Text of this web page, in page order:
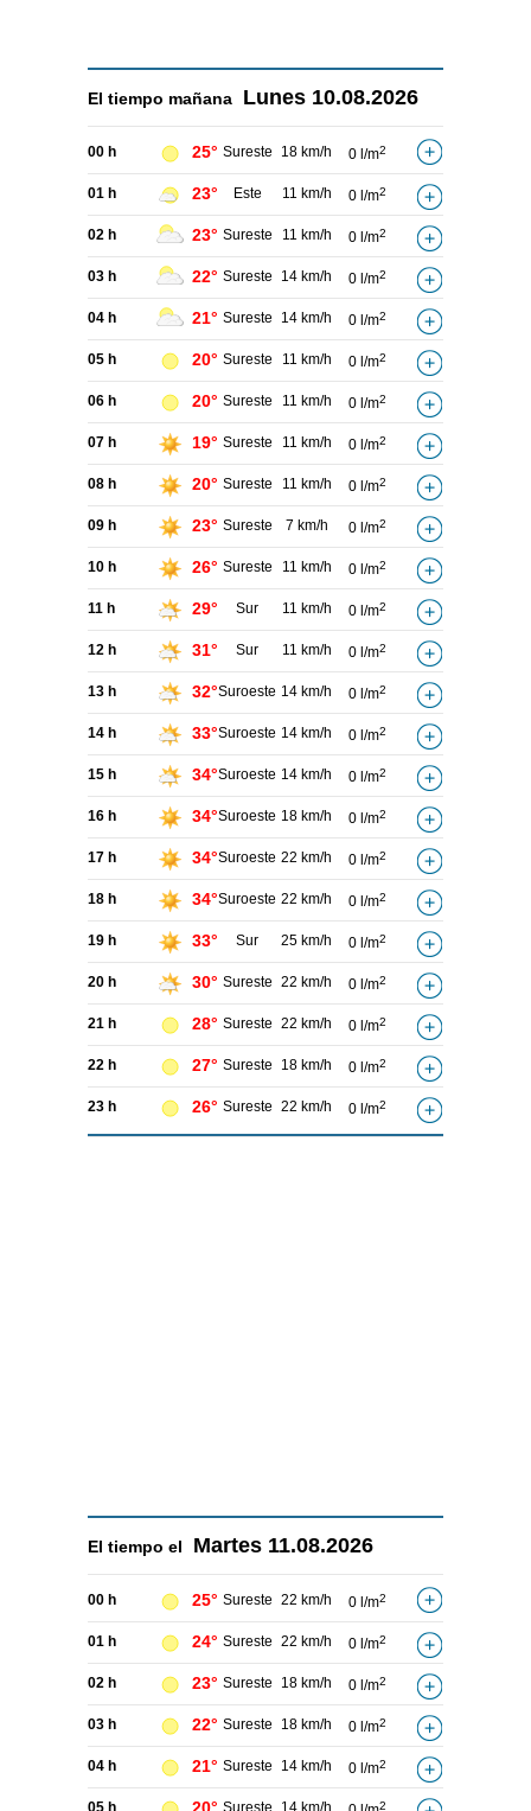
El tiempo mañana Lunes 10.08.2026
00 h 25° Sureste 18 km/h 0 l/m2
01 h 23° Este 11 km/h 0 l/m2
02 h 23° Sureste 11 km/h 0 l/m2
03 h 22° Sureste 14 km/h 0 l/m2
04 h 21° Sureste 14 km/h 0 l/m2
05 h 20° Sureste 11 km/h 0 l/m2
06 h 20° Sureste 11 km/h 0 l/m2
07 h 19° Sureste 11 km/h 0 l/m2
08 h 20° Sureste 11 km/h 0 l/m2
09 h 23° Sureste 7 km/h 0 l/m2
10 h 26° Sureste 11 km/h 0 l/m2
11 h 29° Sur 11 km/h 0 l/m2
12 h 31° Sur 11 km/h 0 l/m2
13 h 32°Suroeste 14 km/h 0 l/m2
14 h 33°Suroeste 14 km/h 0 l/m2
15 h 34°Suroeste 14 km/h 0 l/m2
16 h 34°Suroeste 18 km/h 0 l/m2
17 h 34°Suroeste 22 km/h 0 l/m2
18 h 34°Suroeste 22 km/h 0 l/m2
19 h 33° Sur 25 km/h 0 l/m2
20 h 30° Sureste 22 km/h 0 l/m2
21 h 28° Sureste 22 km/h 0 l/m2
22 h 27° Sureste 18 km/h 0 l/m2
23 h 26° Sureste 22 km/h 0 l/m2
El tiempo el Martes 11.08.2026
00 h 25° Sureste 22 km/h 0 l/m2
01 h 24° Sureste 22 km/h 0 l/m2
02 h 23° Sureste 18 km/h 0 l/m2
03 h 22° Sureste 18 km/h 0 l/m2
04 h 21° Sureste 14 km/h 0 l/m2
2